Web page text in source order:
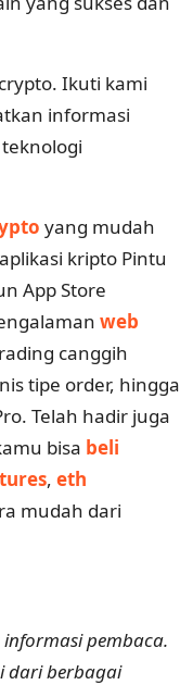
Ikuti kami
informasi
yang mudah
kripto Pintu
App Store
web
canggih
tipe order, hingga
Telah hadir juga
bisa beli
, eth
mudah dari
pembaca.
dari berbagai